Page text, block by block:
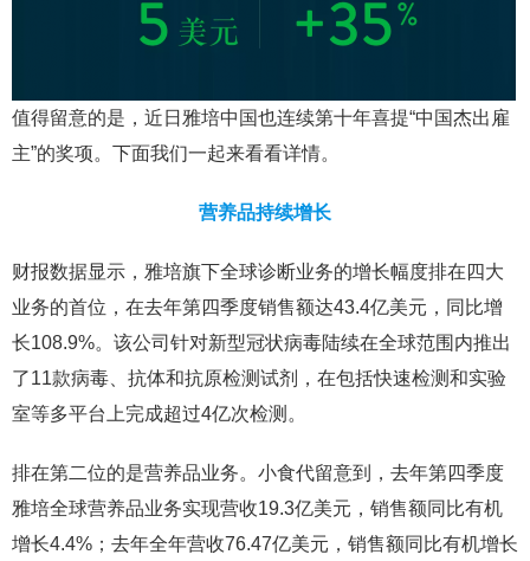
值得留意的是，近日雅培中国也连续第十年喜提“中国杰出雇
主”的奖项。下面我们一起来看看详情。
营养品持续增长
财报数据显示，雅培旗下全球诊断业务的增长幅度排在四大
业务的首位，在去年第四季度销售额达43.4亿美元，同比增
长108.9%。该公司针对新型冠状病毒陆续在全球范围内推出
了11款病毒、抗体和抗原检测试剂，在包括快速检测和实验
室等多平台上完成超过4亿次检测。
排在第二位的是营养品业务。小食代留意到，去年第四季度
雅培全球营养品业务实现营收19.3亿美元，销售额同比有机
增长4.4%；去年全年营收76.47亿美元，销售额同比有机增长